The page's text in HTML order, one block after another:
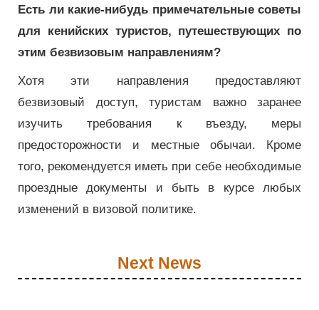
Есть ли какие-нибудь примечательные советы
для кенийских туристов, путешествующих по
этим безвизовым направлениям?
Хотя эти направления предоставляют
безвизовый доступ, туристам важно заранее
изучить требования к въезду, меры
предосторожности и местные обычаи. Кроме
того, рекомендуется иметь при себе необходимые
проездные документы и быть в курсе любых
изменений в визовой политике.
Next News